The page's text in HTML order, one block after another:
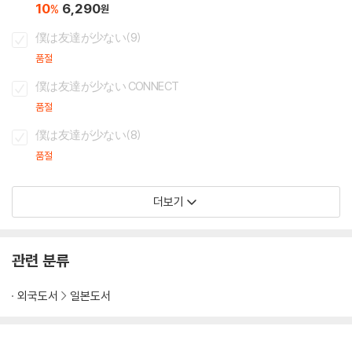
10% 6,290원
僕は友達が少ない(9)
품절
僕は友達が少ない CONNECT
품절
僕は友達が少ない(8)
품절
더보기
관련 분류
외국도서 일본도서